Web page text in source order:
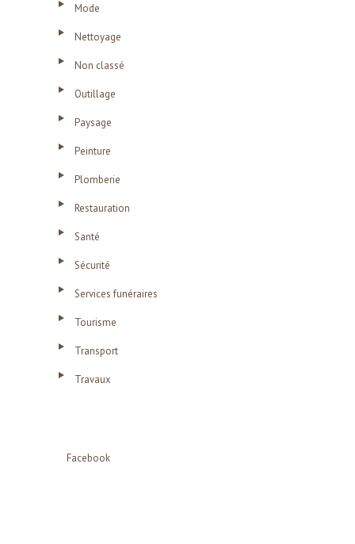
Mode
Nettoyage
Non classé
Outillage
Paysage
Peinture
Plomberie
Restauration
Santé
Sécurité
Services funéraires
Tourisme
Transport
Travaux
Facebook